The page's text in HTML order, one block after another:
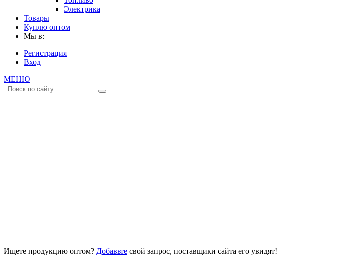
Электрика
Товары
Куплю оптом
Мы в:
Регистрация
Вход
МЕНЮ
Ищете продукцию оптом? Добавьте свой запрос, поставщики сайта его увидят!